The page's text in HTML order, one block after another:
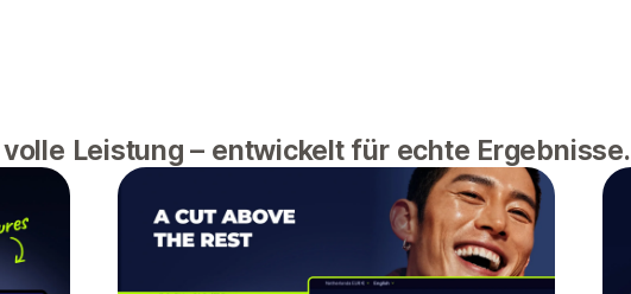
Leistung – entwickelt für echte Ergebnisse.